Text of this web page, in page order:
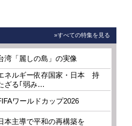
»すべての特集を見る
湾「麗しの島」の実像
ネルギー依存国家・日本 持
ざる｢弱み…
ワールドカップ2026
本主導で平和の再構築を